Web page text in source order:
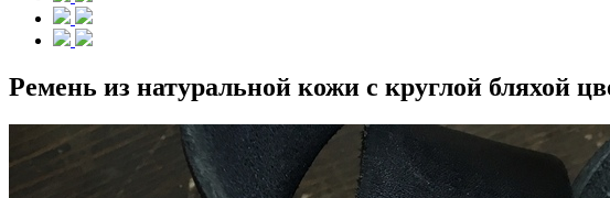
Ремень из натуральной кожи с круглой бляхой